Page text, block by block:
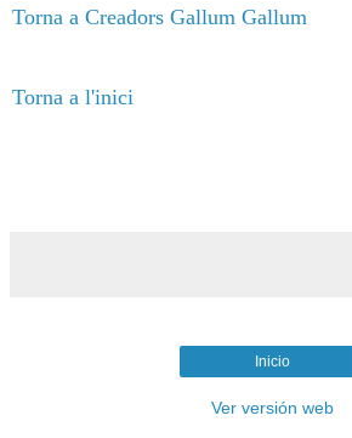
Torna a Creadors Gallum Gallum
Torna a l'inici
Inicio
Ver versión web